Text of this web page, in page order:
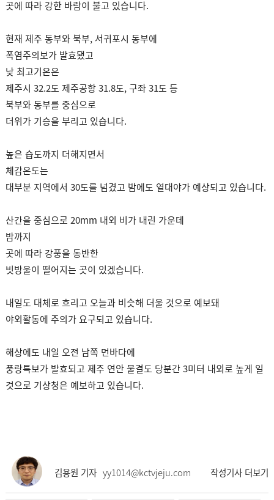
곳에 따라 강한 바람이 불고 있습니다.
현재 제주 동부와 북부, 서귀포시 동부에
폭염주의보가 발효됐고
낮 최고기온은
제주시 32.2도 제주공항 31.8도, 구좌 31도 등
북부와 동부를 중심으로
더위가 기승을 부리고 있습니다.
높은 습도까지 더해지면서
체감온도는
대부분 지역에서 30도를 넘겼고 밤에도 열대야가 예상되고 있습니다.
산간을 중심으로 20mm 내외 비가 내린 가운데
밤까지
곳에 따라 강풍을 동반한
빗방울이 떨어지는 곳이 있겠습니다.
내일도 대체로 흐리고 오늘과 비슷해 더울 것으로 예보돼
야외활동에 주의가 요구되고 있습니다.
해상에도 내일 오전 남쪽 먼바다에
풍랑특보가 발효되고 제주 연안 물결도 당분간 3미터 내외로 높게 일
것으로 기상청은 예보하고 있습니다.
김용원 기자 yy1014@kctvjeju.com 작성기사 더보기